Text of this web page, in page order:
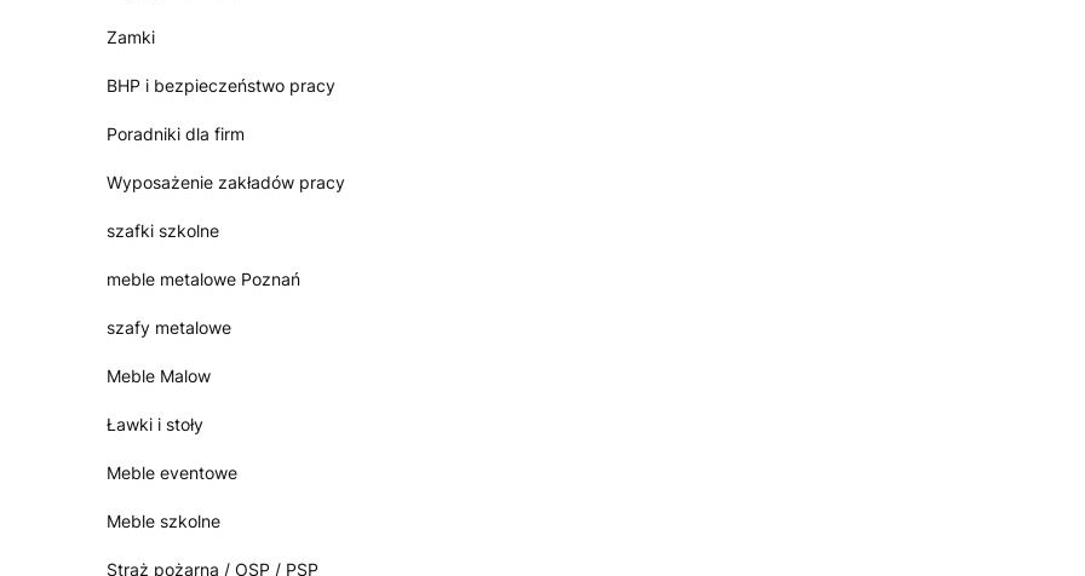
Zamki
BHP i bezpieczeństwo pracy
Poradniki dla firm
Wyposażenie zakładów pracy
szafki szkolne
meble metalowe Poznań
szafy metalowe
Meble Malow
Ławki i stoły
Meble eventowe
Meble szkolne
Straż pożarna / OSP / PSP